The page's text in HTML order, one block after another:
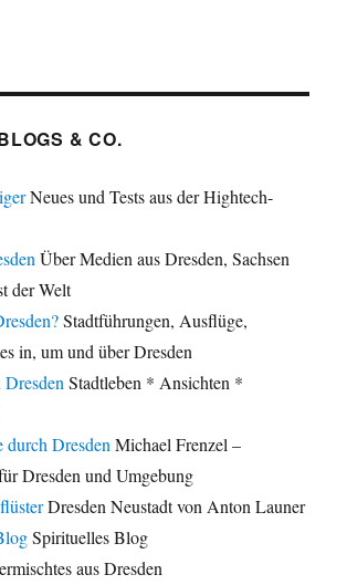
& CO.
Neues und Tests aus der Hightech-
Über Medien aus Dresden, Sachsen
der Welt
Stadtführungen, Ausflüge,
in, um und über Dresden
Stadtleben * Ansichten *
Dresden Michael Frenzel –
Dresden und Umgebung
Dresden Neustadt von Anton Launer
Spirituelles Blog
aus Dresden